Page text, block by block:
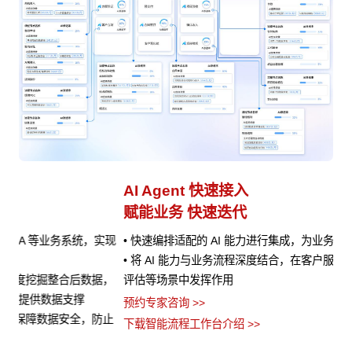
AI Agent 快速接入
赋能业务 快速迭代
• 快速编排适配的 AI 能力进行集成，为业务处理提供AI 辅助
• 将 AI 能力与业务流程深度结合，在客户服务、销售预测、风险
评估等场景中发挥作用
预约专家咨询 >>
下载智能流程工作台介绍 >>